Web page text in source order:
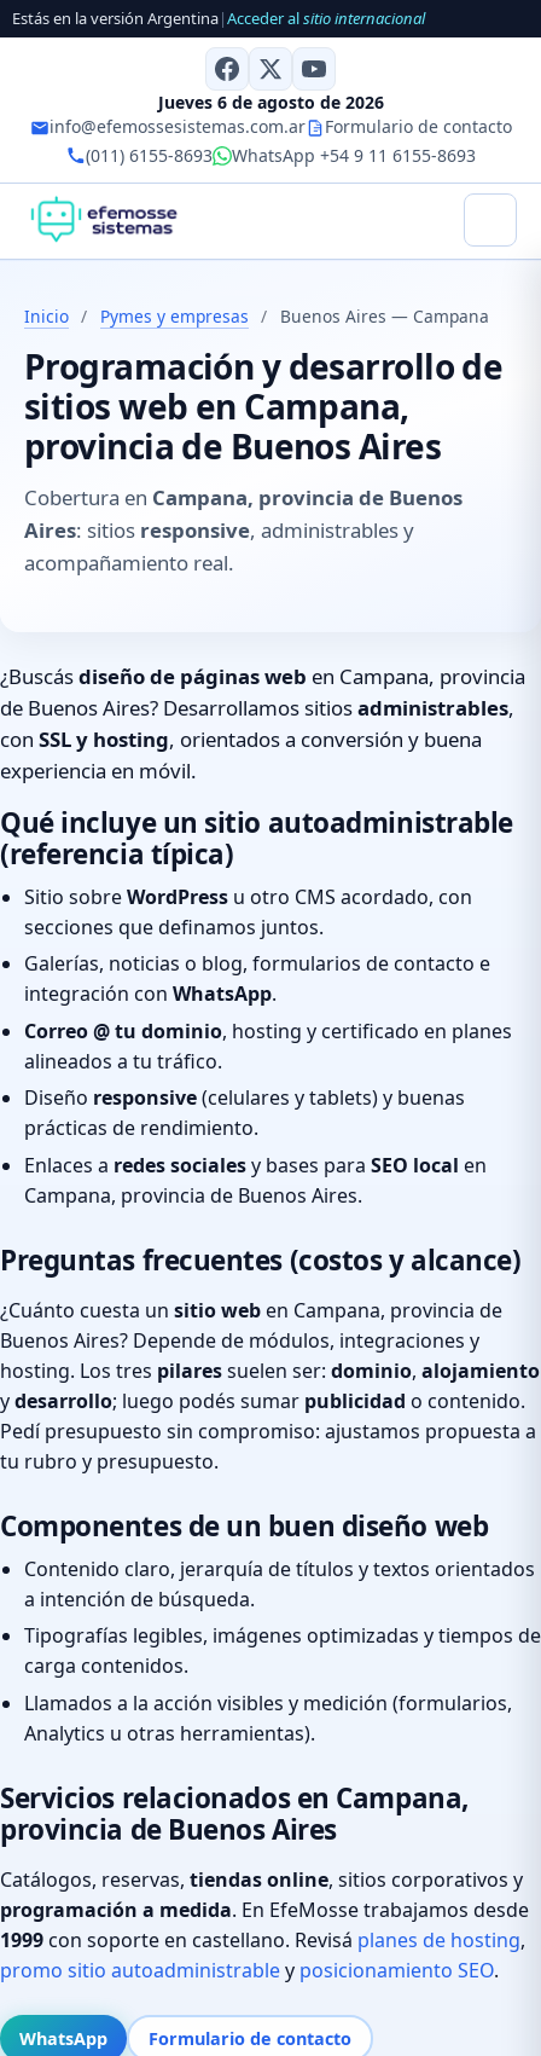
Estás en la versión Argentina|Acceder alsitio internacional
Jueves 6 de agosto de 2026
info@efemossesistemas.com.ar
Formulario de contacto
(011) 6155-8693
WhatsApp +54 9 11 6155-8693
Inicio / Pymes y empresas / Buenos Aires — Campana
Programación y desarrollo de
sitios web en Campana,
provincia de Buenos Aires
Cobertura en Campana, provincia de Buenos
Aires: sitios responsive, administrables y
acompañamiento real.
¿Buscásdiseño de páginas web en Campana, provincia
de Buenos Aires? Desarrollamos sitiosadministrables,
con SSL y hosting, orientados a conversión y buena
experiencia en móvil.
Qué incluye un sitio autoadministrable
(referencia típica)
Sitio sobreWordPress u otro CMS acordado, con
secciones que definamos juntos.
Galerías, noticias o blog, formularios de contacto e
integración con WhatsApp.
Correo @ tu dominio, hosting y certificado en planes
alineados a tu tráfico.
Diseño responsive(celulares y tablets) y buenas
prácticas de rendimiento.
Enlaces a redes socialesy bases para SEO local en
Campana, provincia de Buenos Aires.
Preguntas frecuentes (costos y alcance)
¿Cuánto cuesta un sitio weben Campana, provincia de
Buenos Aires? Depende de módulos, integraciones y
hosting. Los tres pilaressuelen ser: dominio, alojamiento
ydesarrollo; luego podés sumar publicidad o contenido.
Pedí presupuesto sin compromiso: ajustamos propuesta a
tu rubro y presupuesto.
Componentes de un buen diseño web
Contenido claro, jerarquía de títulos y textos orientados
a intención de búsqueda.
Tipografías legibles, imágenes optimizadas y tiempos de
carga contenidos.
Llamados a la acción visibles y medición (formularios,
Analytics u otras herramientas).
Servicios relacionados en Campana,
provincia de Buenos Aires
Catálogos, reservas, tiendas online, sitios corporativos y
programación a medida. En EfeMosse trabajamos desde
1999con soporte en castellano. Revisá planes de hosting,
promo sitio autoadministrabley posicionamiento SEO.
WhatsApp Formulario de contacto